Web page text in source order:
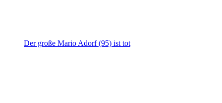
Der große Mario Adorf (95) ist tot